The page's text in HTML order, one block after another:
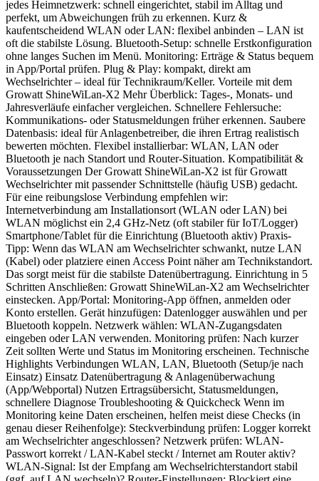
jedes Heimnetzwerk: schnell eingerichtet, stabil im Alltag und
perfekt, um Abweichungen früh zu erkennen. Kurz &
kaufentscheidend WLAN oder LAN: flexibel anbinden – LAN ist
oft die stabilste Lösung. Bluetooth-Setup: schnelle Erstkonfiguration
ohne langes Suchen im Menü. Monitoring: Erträge & Status bequem
in App/Portal prüfen. Plug & Play: kompakt, direkt am
Wechselrichter – ideal für Technikraum/Keller. Vorteile mit dem
Growatt ShineWiLan-X2 Mehr Überblick: Tages-, Monats- und
Jahresverläufe einfacher vergleichen. Schnellere Fehlersuche:
Kommunikations- oder Statusmeldungen früher erkennen. Saubere
Datenbasis: ideal für Anlagenbetreiber, die ihren Ertrag realistisch
bewerten möchten. Flexibel installierbar: WLAN, LAN oder
Bluetooth je nach Standort und Router-Situation. Kompatibilität &
Voraussetzungen Der Growatt ShineWiLan-X2 ist für Growatt
Wechselrichter mit passender Schnittstelle (häufig USB) gedacht.
Für eine reibungslose Verbindung empfehlen wir:
Internetverbindung am Installationsort (WLAN oder LAN) bei
WLAN möglichst ein 2,4 GHz-Netz (oft stabiler für IoT/Logger)
Smartphone/Tablet für die Einrichtung (Bluetooth aktiv) Praxis-
Tipp: Wenn das WLAN am Wechselrichter schwankt, nutze LAN
(Kabel) oder platziere einen Access Point näher am Technikstandort.
Das sorgt meist für die stabilste Datenübertragung. Einrichtung in 5
Schritten Anschließen: Growatt ShineWiLan-X2 am Wechselrichter
einstecken. App/Portal: Monitoring-App öffnen, anmelden oder
Konto erstellen. Gerät hinzufügen: Datenlogger auswählen und per
Bluetooth koppeln. Netzwerk wählen: WLAN-Zugangsdaten
eingeben oder LAN verwenden. Monitoring prüfen: Nach kurzer
Zeit sollten Werte und Status im Monitoring erscheinen. Technische
Highlights Verbindungen WLAN, LAN, Bluetooth (Setup/je nach
Einsatz) Einsatz Datenübertragung & Anlagenüberwachung
(App/Webportal) Nutzen Ertragsübersicht, Statusmeldungen,
schnellere Diagnose Troubleshooting & Quickcheck Wenn im
Monitoring keine Daten erscheinen, helfen meist diese Checks (in
genau dieser Reihenfolge): Steckverbindung prüfen: Logger korrekt
am Wechselrichter angeschlossen? Netzwerk prüfen: WLAN-
Passwort korrekt / LAN-Kabel steckt / Internet am Router aktiv?
WLAN-Signal: Ist der Empfang am Wechselrichterstandort stabil